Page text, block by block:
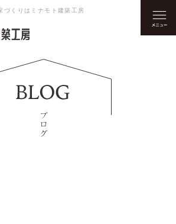
づくりはミナモト建築工房